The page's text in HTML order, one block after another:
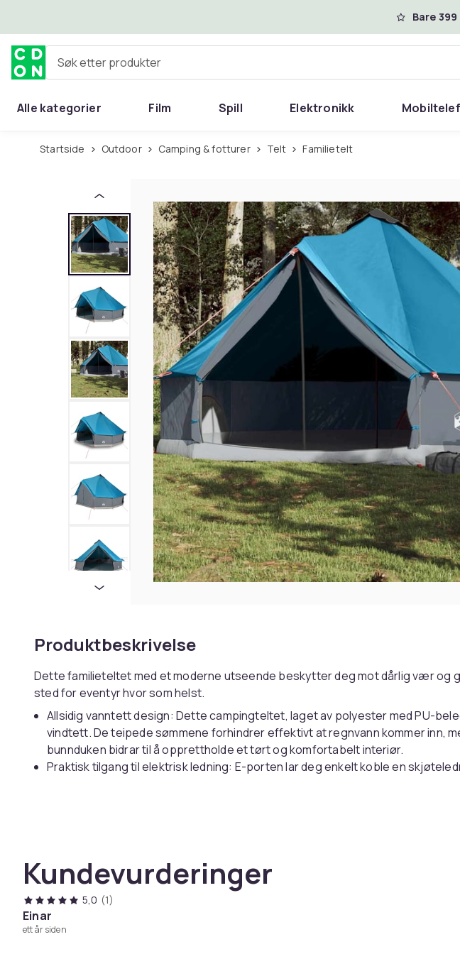
Bare
Søk etter produkter
Alle kategorier Film Spill Elektronikk
Startside Outdoor Camping & fotturer Telt Familietelt
Produktbeskrivelse
Dette familieteltet med et moderne utseende beskytter deg mot dårlig vær og
sted for eventyr hvor som helst.
Allsidig vanntett design: Dette campingteltet, laget av polyester med PU-
vindtett. De teipede sømmene forhindrer effektivt at regnvann kommer inn,
bunnduken bidrar til å opprettholde et tørt og komfortabelt interiør.
Praktisk tilgang til elektrisk ledning: E-porten lar deg enkelt koble en
for brukerne.
Lett og bærbart: Det sammenleggbare og lette designet gjør at du enkelt kan
oppbevare det i den medfølgende bærevesken for enkel transport.
Advarsel:
Kundevurderinger
5,0 (1)
Einar
ett år siden